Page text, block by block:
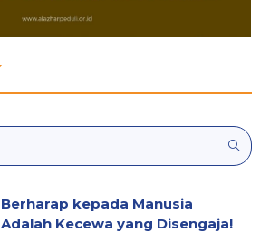
Berharap kepada Manusia
Adalah Kecewa yang Disengaja!